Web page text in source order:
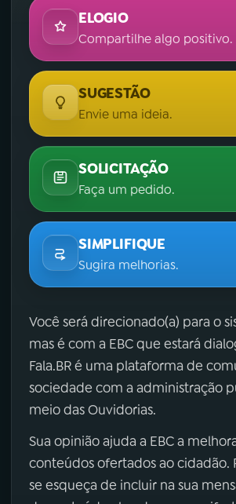
ELOGIO
Compartilhe algo positivo.
SUGESTÃO
Envie uma ideia.
SOLICITAÇÃO
Faça um pedido.
SIMPLIFIQUE
Sugira melhorias.
Você será direcionado(a) para o
mas é com a EBC que estará
Fala.BR é uma plataforma de
sociedade com a administração
meio das Ouvidorias.
Sua opinião ajuda a EBC a
conteúdos ofertados ao cidadão.
se esqueça de incluir na sua